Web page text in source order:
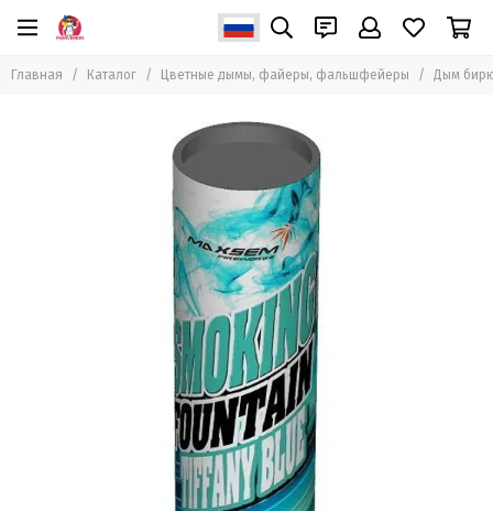
Главная Каталог Цветные дымы, файеры, фальшфейеры Дым